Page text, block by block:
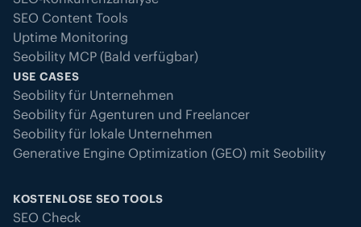
SEO Content Tools
Uptime Monitoring
Seobility MCP (Bald verfügbar)
USE CASES
Seobility für Unternehmen
Seobility für Agenturen und Freelancer
Seobility für lokale Unternehmen
Generative Engine Optimization (GEO) mit Seobility
KOSTENLOSE SEO TOOLS
SEO Check